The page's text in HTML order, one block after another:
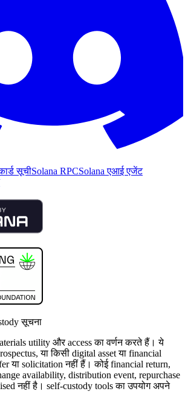
सूचीSolana RPCSolana एआई एजेंट
सूचना
utility और access का वर्णन करते हैं। ये
या किसी digital asset या financial
या solicitation नहीं हैं। कोई financial return,
availability, distribution event, repurchase
नहीं है। self-custody tools का उपयोग अपने